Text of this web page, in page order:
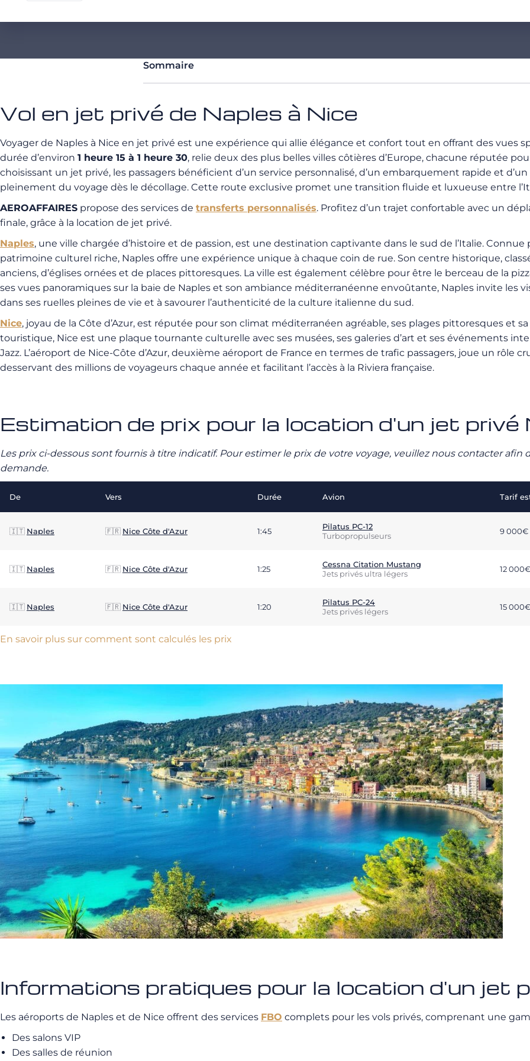
Sommaire
Vol en jet privé de Naples à Nice
Voyager de Naples à Nice en jet privé est une expérience qui allie élégance et confort tout en offrant des vues
durée d’environ 1 heure 15 à 1 heure 30, relie deux des plus belles villes côtières d’Europe, chacune réputée
choisissant un jet privé, les passagers bénéficient d’un service personnalisé, d’un embarquement rapide et
pleinement du voyage dès le décollage. Cette route exclusive promet une transition fluide et luxueuse entre
AEROAFFAIRES propose des services de transferts personnalisés. Profitez d’un trajet confortable avec un
finale, grâce à la location de jet privé.
Naples, une ville chargée d’histoire et de passion, est une destination captivante dans le sud de l’Italie.
patrimoine culturel riche, Naples offre une expérience unique à chaque coin de rue. Son centre historique,
anciens, d’églises ornées et de places pittoresques. La ville est également célèbre pour être le berceau de la
ses vues panoramiques sur la baie de Naples et son ambiance méditerranéenne envoûtante, Naples invite les
dans ses ruelles pleines de vie et à savourer l’authenticité de la culture italienne du sud.
Nice, joyau de la Côte d’Azur, est réputée pour son climat méditerranéen agréable, ses plages pittoresques et
touristique, Nice est une plaque tournante culturelle avec ses musées, ses galeries d’art et ses événements
Jazz. L’aéroport de Nice-Côte d’Azur, deuxième aéroport de France en termes de trafic passagers, joue un rôle
desservant des millions de voyageurs chaque année et facilitant l’accès à la Riviera française.
Estimation de prix pour la location d'un jet privé
Les prix ci-dessous sont fournis à titre indicatif. Pour estimer le prix de votre voyage, veuillez nous contacter
demande.
De Vers Durée Avion Tarif
🇮🇹 Naples 🇫🇷 Nice Côte d'Azur 1:45
Pilatus PC-12
Turbopropulseurs
9 000€
🇮🇹 Naples 🇫🇷 Nice Côte d'Azur 1:25
Cessna Citation Mustang
Jets privés ultra légers
12 000€
🇮🇹 Naples 🇫🇷 Nice Côte d'Azur 1:20
Pilatus PC-24
Jets privés légers
15 000€
En savoir plus sur comment sont calculés les prix
Informations pratiques pour la location d'un jet
Les aéroports de Naples et de Nice offrent des services FBO complets pour les vols privés, comprenant une
Des salons VIP
Des salles de réunion